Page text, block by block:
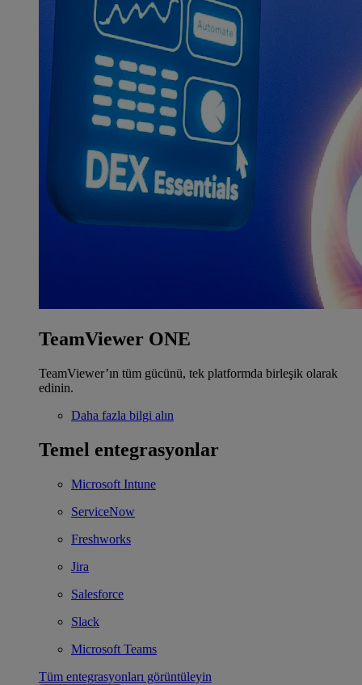
TeamViewer ONE
TeamViewer’ın tüm gücünü, tek platformda birleşik olarak
edinin.
Daha fazla bilgi alın
Temel entegrasyonlar
Microsoft Intune
ServiceNow
Freshworks
Jira
Salesforce
Slack
Microsoft Teams
Tüm entegrasyonları görüntüleyin